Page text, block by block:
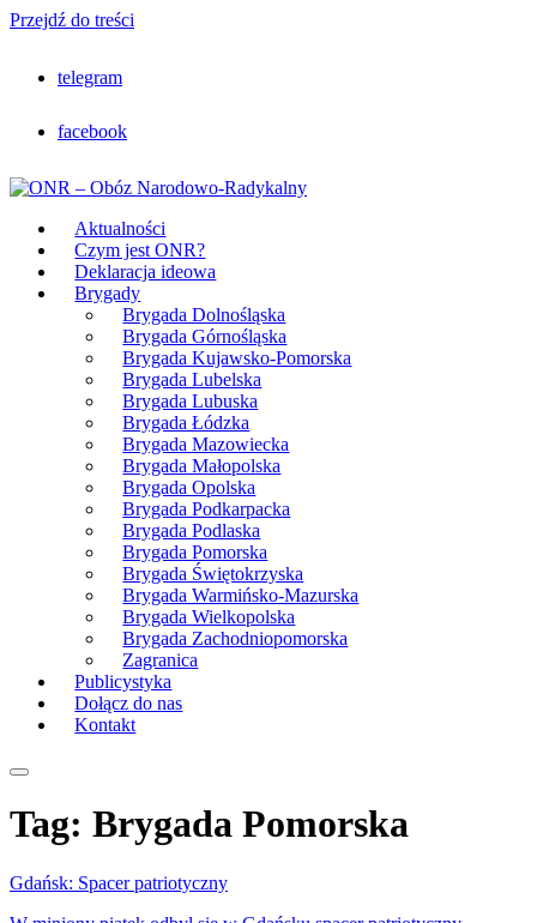
Przejdź do treści
telegram
facebook
Aktualności
Czym jest ONR?
Deklaracja ideowa
Brygady
Brygada Dolnośląska
Brygada Górnośląska
Brygada Kujawsko-Pomorska
Brygada Lubelska
Brygada Lubuska
Brygada Łódzka
Brygada Mazowiecka
Brygada Małopolska
Brygada Opolska
Brygada Podkarpacka
Brygada Podlaska
Brygada Pomorska
Brygada Świętokrzyska
Brygada Warmińsko-Mazurska
Brygada Wielkopolska
Brygada Zachodniopomorska
Zagranica
Publicystyka
Dołącz do nas
Kontakt
Tag: Brygada Pomorska
Gdańsk: Spacer patriotyczny